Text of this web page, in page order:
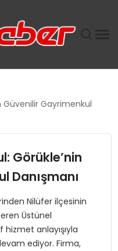
KADIN
HEDEF
Güvenilir Gayrimenkul
Görükle’nin
Danışmanı
Nilüfer ilçesinin
Üstünel
anlayışıyla
ediyor. Firma,